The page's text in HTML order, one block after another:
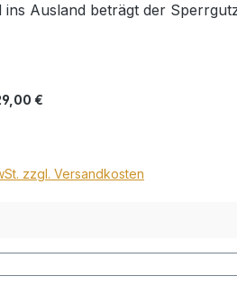
ins Ausland beträgt der
€
zzgl. Versandkosten